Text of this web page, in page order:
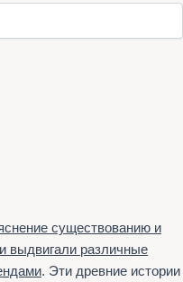
существованию и
выдвигали различные
. Эти древние истории